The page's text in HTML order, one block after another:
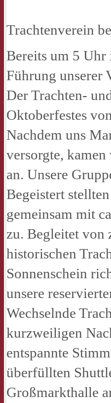
Trachtenverein
Bereits um 5
Führung unserer
Der Trachten-
Oktoberfestes
Nachdem uns
versorgte,
an. Unsere
Begeistert
gemeinsam mit
zu. Begleitet von
historischen
Sonnenschein
unsere
Wechselnde
kurzweiligen
entspannte
überfüllten
Großmarkthalle